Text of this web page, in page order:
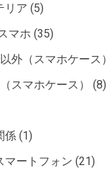
リア (5)
マホ (35)
外（スマホケース）
スマホケース）
(8)
係 (1)
マートフォン (21)